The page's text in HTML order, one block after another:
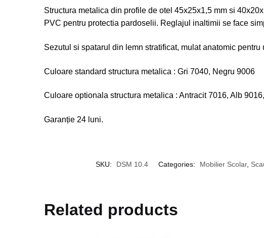
Structura metalica din profile de otel 45x25x1,5 mm si
PVC pentru protectia pardoselii. Reglajul inaltimii se face
Sezutul si spatarul din lemn stratificat, mulat anatomic pentru
Culoare standard structura metalica : Gri 7040, Negru 9006
Culoare optionala structura metalica : Antracit 7016, Alb
Garanție 24 luni.
SKU: DSM 10.4 Categories: Mobilier Scolar,
Related products